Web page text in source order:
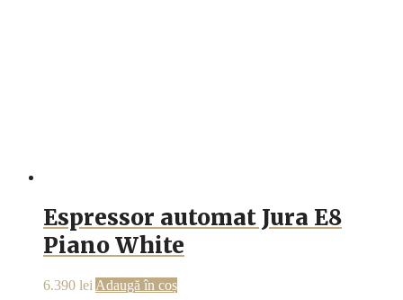
Espressor automat Jura E8
Piano White
6.390 lei Adaugă în coș